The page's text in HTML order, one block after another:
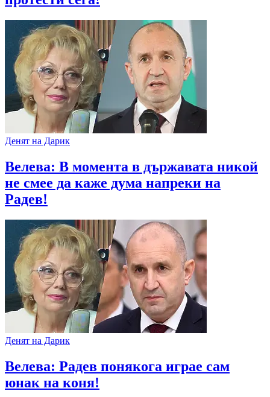
Денят на Дарик
Велева: В момента в държавата никой
не смее да каже дума напреки на
Радев!
Денят на Дарик
Велева: Радев понякога играе сам
юнак на коня!